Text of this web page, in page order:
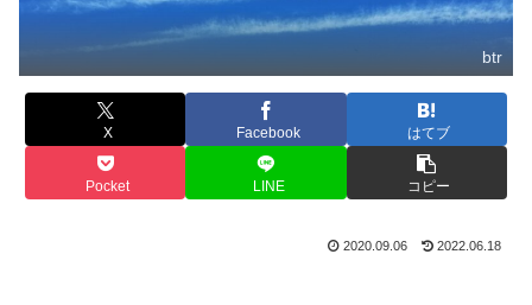
btr
X Facebook はてブ
Pocket LINE コピー
2020.09.06 2022.06.18